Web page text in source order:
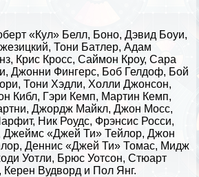
«Кул» Белл, Боно, Дэвид Боуи,
Тони Батлер, Адам
Крис Кросс, Саймон Кроу, Сара
Джонни Фингерс, Боб Гелдоф, Бой
Тони Хэдли, Холли Джонсон,
Кибл, Гэри Кемп, Мартин Кемп,
Джордж Майкл, Джон Мосс,
Ник Роудс, Фрэнсис Росси,
Джеймс «Джей Ти» Тейлор, Джон
Деннис «Джей Ти» Томас, Мидж
Уотли, Брюс Уотсон, Стюарт
Вудворд и Пол Янг.